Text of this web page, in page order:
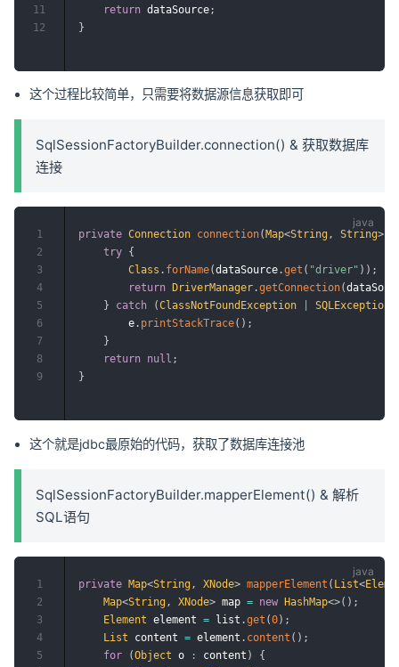
return dataSource;
}
11
12
这个过程比较简单，只需要将数据源信息获取即可
SqlSessionFactoryBuilder.connection() & 获取数据库
连接
private Connection connection( Map<String , String>
try {
Class . forName(dataSource .get ( "driver" ) ) ;
return
DriverManager .getConnection(
}
catch (ClassNotFoundException SQLException
        e
. printStackTrace( ) ;
}
return null ;
}
1
2
3
4
5
6
7
8
9
这个就是jdbc最原始的代码，获取了数据库连接池
SqlSessionFactoryBuilder.mapperElement() & 解析
SQL语句
private Map<String , XNode> mapperElement ( List<
Map<String , XNode> map = new HashMap<>( ) ;
Element element = list .get (0) ;
List content = element . content ( ) ;
for
(Object o : content )
{
1
2
3
4
5